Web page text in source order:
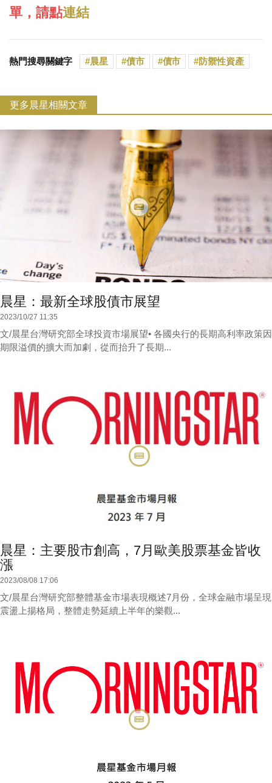
單，請點連結
熱門搜尋關鍵字 晨星 債市 債市 防禦性資產
更多晨星相關文章
晨星：最新全球股債市展望
2023/10/27 11:35
文/晨星台灣研究部全球投資市場展望• 各國央行的長期高利率政策因
期限溢價的擴大而加劇，從而抬升了長期...
晨星：主要股市創高，7月歐美股票基金皆收
漲
2023/08/08 17:06
文/晨星台灣研究部整體基金市場表現概述7月份，全球金融市場呈現
震盪上揚格局，整體走勢延續上半年的樂觀...